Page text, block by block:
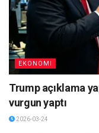
EKONOMI
Trump açıklama
vurgun yaptı
2026-03-24